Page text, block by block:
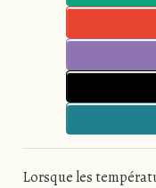
Lorsque les